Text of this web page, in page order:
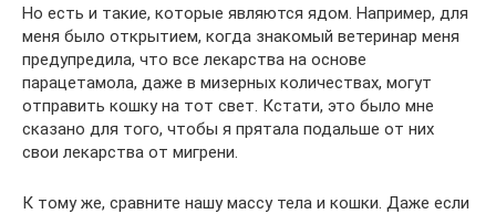
Но есть и такие, которые являются ядом. Например, для
меня было открытием, когда знакомый ветеринар меня
предупредила, что все лекарства на основе
парацетамола, даже в мизерных количествах, могут
отправить кошку на тот свет. Кстати, это было мне
сказано для того, чтобы я прятала подальше от них
свои лекарства от мигрени.
К тому же, сравните нашу массу тела и кошки. Даже если